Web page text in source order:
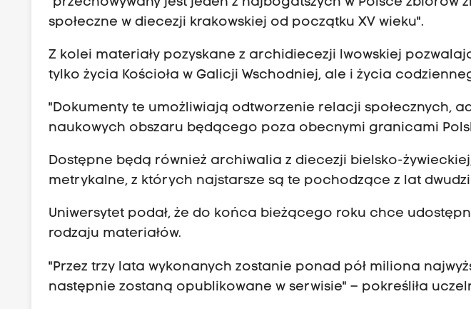
społeczne w diecezji krakowskiej od początku XV wieku".
Z kolei materiały pozyskane z archidiecezji lwowskiej
tylko życia Kościoła w Galicji Wschodniej, ale i życia
"Dokumenty te umożliwiają odtworzenie relacji społecznych,
naukowych obszaru będącego poza obecnymi granicami
Dostępne będą również archiwalia z diecezji bielsko-
metrykalne, z których najstarsze są te pochodzące z lat
Uniwersytet podał, że do końca bieżącego roku chce
rodzaju materiałów.
"Przez trzy lata wykonanych zostanie ponad pół miliona
następnie zostaną opublikowane w serwisie" – pokreśliła